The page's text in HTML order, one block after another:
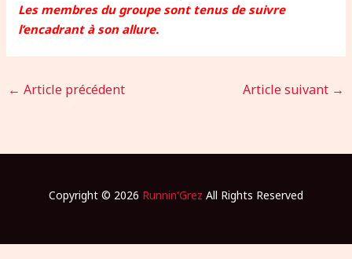
Les membres du groupe sont tenus de suivre
l’encadrant à son allure.
← Article précédent Article suivant →
Copyright © 2026 Runnin'Grez All Rights Reserved